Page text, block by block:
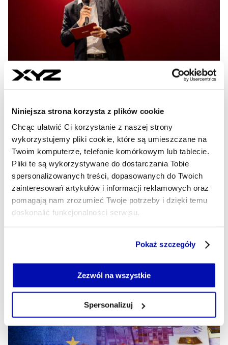
Niniejsza strona korzysta z plików cookie
Chcąc ułatwić Ci korzystanie z naszej strony
wykorzystujemy pliki cookie, które są umieszczane na
Twoim komputerze, telefonie komórkowym lub tablecie.
Pliki te są wykorzystywane do dostarczania Tobie
spersonalizowanych treści, dopasowanych do Twoich
zainteresowań artykułów i informacji reklamowych oraz
pomagają nam zrozumieć Twoje potrzeby i dzięki temu
doskonalić funkcjonalności serwisu.
Jeżeli nie wyrażasz zgody na zapisywanie plików cookie,
możesz łatwo zarządzać swoimi uprawnieniami, np. we
własnej przeglądarce internetowej lub po wybraniu opcji
naszejPolityce Prywatności.
Pokaż szczegóły
Zezwól na wszystkie
Spersonalizuj
rośnie. „W dobrych czasach trzeba
się przygotować na złe” (WYWIAD)
Niemiecka firma, inaczej niż konkurencja, zwiększa
sprzedaż, nie martwi się cłami i uruchamia produkcję
nowych rodzajów sprzętu. Jak prawnuk założyciela dr
Markus Miele ocenia działania Brukseli, jak rozmawia z
politykami i dlaczego nie podoba mu się hasło Made in
Europe?